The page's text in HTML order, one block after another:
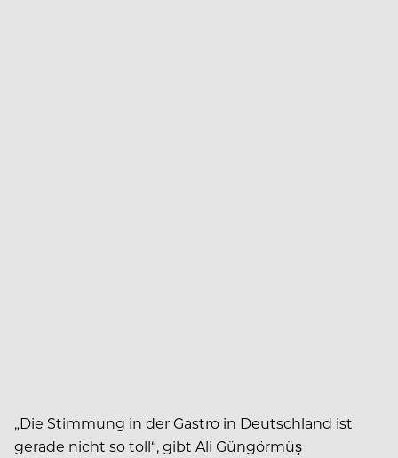
„Die Stimmung in der Gastro in Deutschland ist
gerade nicht so toll“, gibt Ali Güngörmüş